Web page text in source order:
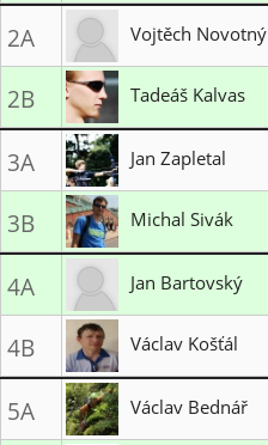
LK Votice
2A Vojtěch Novotný
2B Tadeáš Kalvas
1. LK Plzeň 1935
3A Jan Zapletal
3B Michal Sivák
LO TJ Start Brno
4A Jan Bartovský
4B Václav Košťál
LK Litvínov
5A Václav Bednář